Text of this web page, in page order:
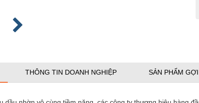
THÔNG TIN DOANH NGHIỆP SẢN PHẨM